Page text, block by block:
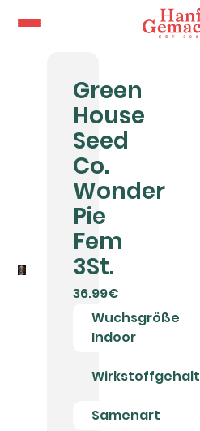
Green
House
Seed
Co.
Wonder
Pie
Fem
3St.
36.99€
Wuchsgröße
Indoor
Wirkstoffgehalt
Samenart